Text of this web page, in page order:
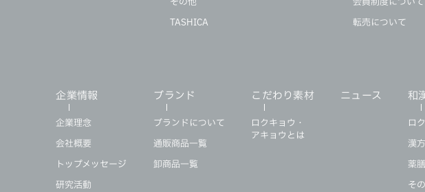
TASHICA 転売について
企業情報
企業理念
会社概要
トップメッセージ
研究活動
ブランド
ブランドについて
通販商品一覧
卸商品一覧
こだわり素材
ロクキョウ・
アキョウとは
ニュース 和
ロ
漢方
薬膳
そ